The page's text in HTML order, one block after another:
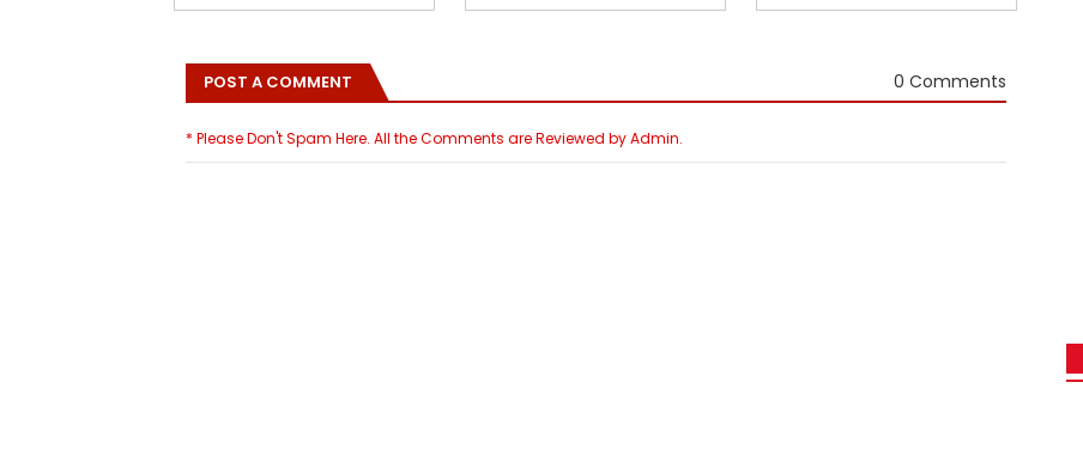
POST A COMMENT 0 Comments
* Please Don't Spam Here. All the Comments are Reviewed by Admin.